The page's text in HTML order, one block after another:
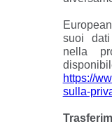
suoi
nella
https://
sulla-